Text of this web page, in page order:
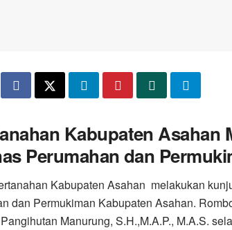
Kabupaten Asahan
Perumahan dan
Kabupaten Asahan melakukan
dan Permukiman Kabupaten Asahan.
Manurung, S.H.,M.A.P., M.A.S.